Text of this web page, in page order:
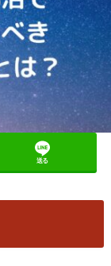
送る